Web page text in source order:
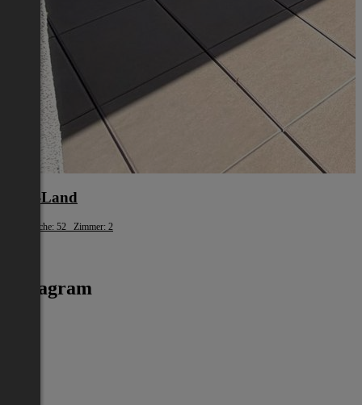
Linz-Land
Wohnfläche: 52 Zimmer: 2
Instagram